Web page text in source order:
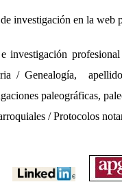
investigación en la web
investigación
/ Genealogía,
paleográficas,
/ Protocolos